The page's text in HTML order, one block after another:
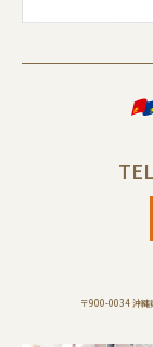
TEL
〒900-0034 沖